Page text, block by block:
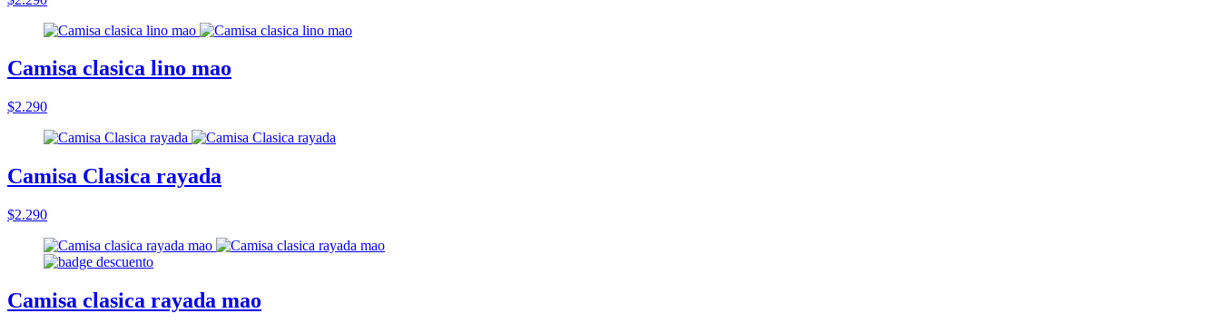
Camisa clasica lino mao
$2.290
Camisa Clasica rayada
$2.290
Camisa clasica rayada mao